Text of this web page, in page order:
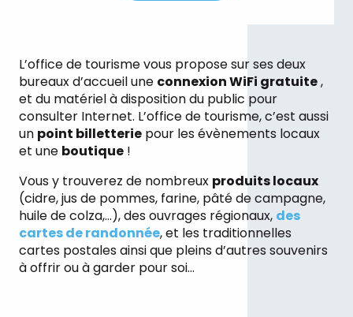
L’office de tourisme vous propose sur ses deux
bureaux d’accueil une connexion WiFi gratuite,
et du matériel à disposition du public pour
consulter Internet. L’office de tourisme, c’est aussi
un point billetterie pour les évènements locaux
et une boutique !
Vous y trouverez de nombreux produits locaux
(cidre, jus de pommes, farine, pâté de campagne,
huile de colza,…), des ouvrages régionaux, des
cartes de randonnée, et les traditionnelles
cartes postales ainsi que pleins d’autres souvenirs
à offrir ou à garder pour soi…